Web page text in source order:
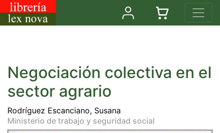
Negociación colectiva en el
sector agrario
Rodríguez Escanciano, Susana
Ministerio de trabajo y seguridad social